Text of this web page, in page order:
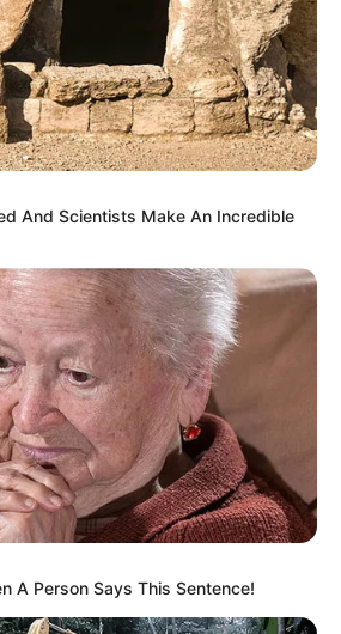
Anti
Konyol
Malam
yang Bikin
And Scientists Make An Incredible
A Person Says This Sentence!